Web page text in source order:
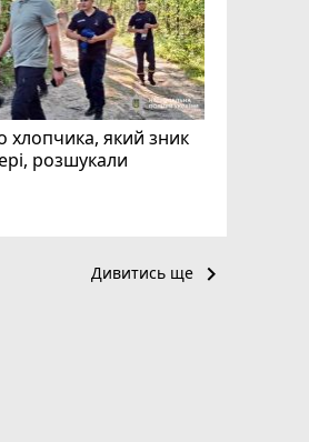
хлопчика, який зник
розшукали
Дивитись ще keyboard_arrow_right